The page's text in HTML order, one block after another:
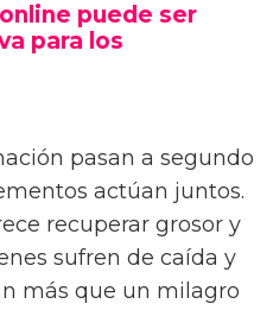
puede ser
para los
pasan a segundo
actúan juntos.
recuperar grosor y
sufren de caída y
más que un milagro